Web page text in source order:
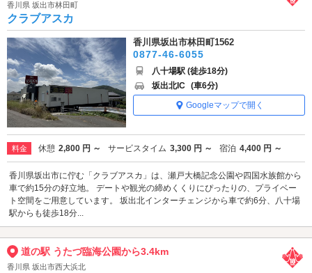
香川県 坂出市林田町
クラブアスカ
香川県坂出市林田町1562
0877-46-6055
八十場駅 (徒歩18分)
坂出北IC (車6分)
Googleマップで開く
料金 休憩 2,800 円 ～ サービスタイム 3,300 円 ～ 宿泊 4,400 円 ～
香川県坂出市に佇む「クラブアスカ」は、瀬戸大橋記念公園や四国水族館から
車で約15分の好立地。 デートや観光の締めくくりにぴったりの、プライベー
ト空間をご用意しています。 坂出北インターチェンジから車で約6分、八十場
駅からも徒歩18分...
道の駅 うたづ臨海公園から3.4km
香川県 坂出市西大浜北